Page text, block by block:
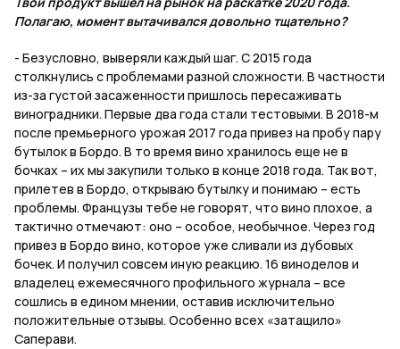
Полагаю, момент вытачивался довольно тщательно?
- Безусловно, выверяли каждый шаг. С 2015 года
столкнулись с проблемами разной сложности. В частности
из-за густой засаженности пришлось пересаживать
виноградники. Первые два года стали тестовыми. В 2018-м
после премьерного урожая 2017 года привез на пробу пару
бутылок в Бордо. В то время вино хранилось еще не в
бочках – их мы закупили только в конце 2018 года. Так вот,
прилетев в Бордо, открываю бутылку и понимаю – есть
проблемы. Французы тебе не говорят, что вино плохое, а
тактично отмечают: оно – особое, необычное. Через год
привез в Бордо вино, которое уже сливали из дубовых
бочек. И получил совсем иную реакцию. 16 виноделов и
владелец ежемесячного профильного журнала – все
сошлись в едином мнении, оставив исключительно
положительные отзывы. Особенно всех «затащило»
Саперави.